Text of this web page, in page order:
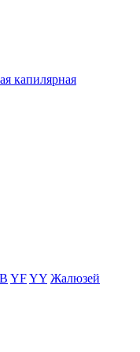
капилярная
YFYY Жалюзей